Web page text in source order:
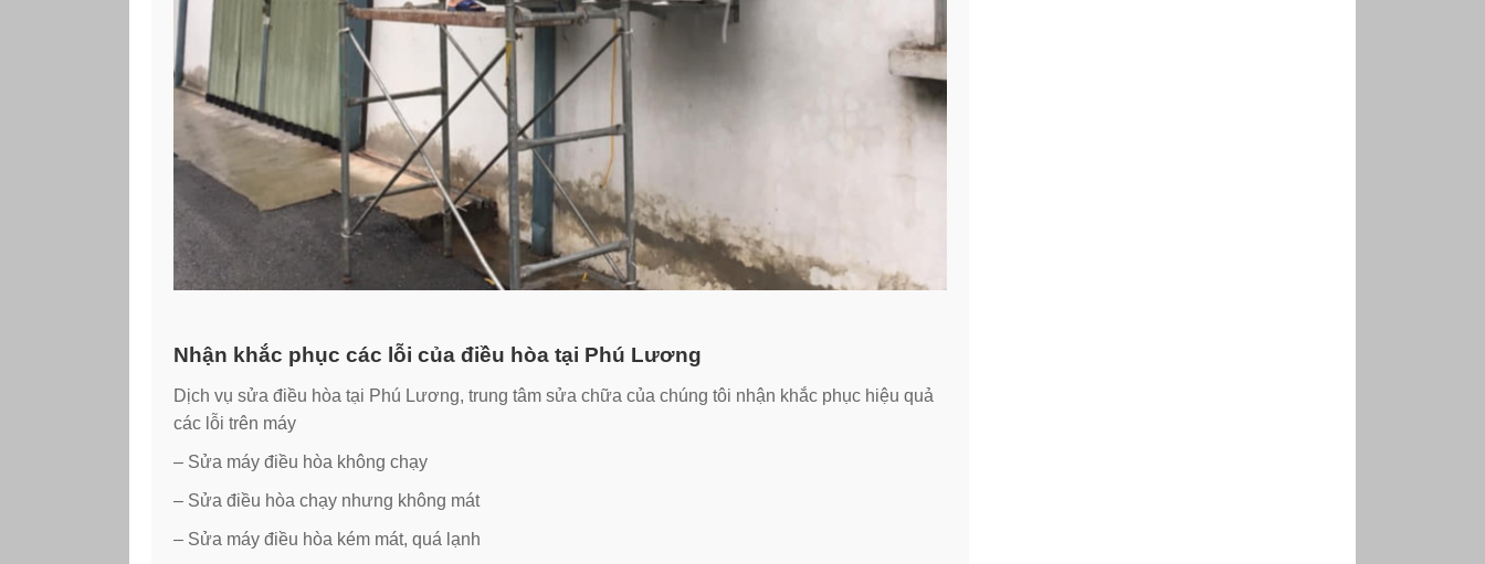
Nhận khắc phục các lỗi của điều hòa tại Phú Lương
Dịch vụ sửa điều hòa tại Phú Lương, trung tâm sửa chữa của chúng tôi nhận khắc phục hiệu quả
các lỗi trên máy
– Sửa máy điều hòa không chạy
– Sửa điều hòa chạy nhưng không mát
– Sửa máy điều hòa kém mát, quá lạnh